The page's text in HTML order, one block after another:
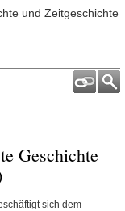
und Zeitgeschichte
Geschichte
sich dem